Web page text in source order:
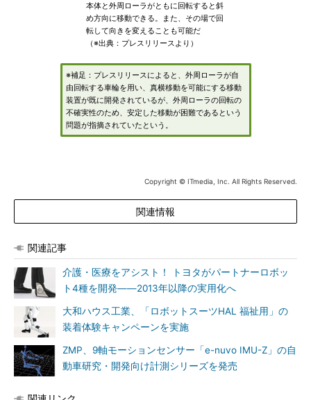
本体と外周ローラがともに回転すると斜
め方向に移動できる。また、その場で回
転して向きを変えることも可能だ
（※出典：プレスリリースより）
※補足：プレスリリースによると、外周ローラが自
由回転する車輪を用い、真横移動を可能にする移動
装置が既に開発されているが、外周ローラの回転の
不確実性のため、安定した移動が困難であるという
問題が指摘されていたという。
Copyright © ITmedia, Inc. All Rights Reserved.
関連情報
関連記事
介護・医療をアシスト！ トヨタがパートナーロボッ
ト4種を開発――2013年以降の実用化へ
大和ハウス工業、「ロボットスーツHAL 福祉用」の
装着体験キャンペーンを実施
ZMP、9軸モーションセンサー「e-nuvo IMU-Z」の自
動車研究・開発向け計測シリーズを発売